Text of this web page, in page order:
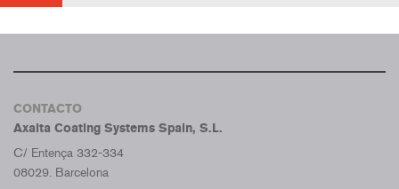
CONTACTO
Axalta Coating Systems Spain, S.L.
C/ Entença 332-334
08029. Barcelona